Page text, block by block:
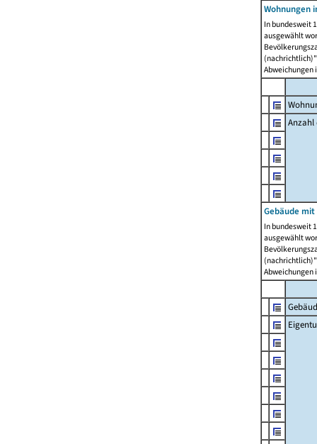
Wohnungen
In bundesweit
ausgewählt
Abweichungen
Anzahl
Gebäude
In bundesweit
ausgewählt
Abweichungen